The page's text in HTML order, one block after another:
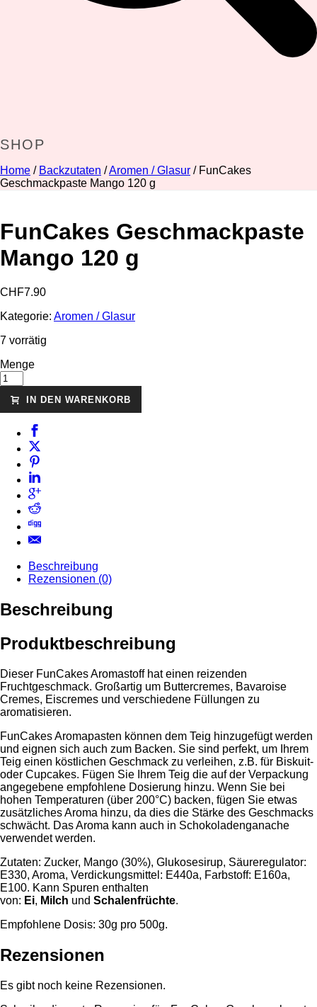
SHOP
Home / Backzutaten /Aromen / Glasur / FunCakes
Geschmackpaste Mango 120 g
FunCakes Geschmackpaste
Mango 120 g
CHF7.90
Kategorie: Aromen / Glasur
7 vorrätig
Menge
IN DEN WARENKORB
Beschreibung
Rezensionen (0)
Beschreibung
Produktbeschreibung
Dieser FunCakes Aromastoff hat einen reizenden
Fruchtgeschmack. Großartig um Buttercremes, Bavaroise
Cremes, Eiscremes und verschiedene Füllungen zu
aromatisieren.
FunCakes Aromapasten können dem Teig hinzugefügt werden
und eignen sich auch zum Backen. Sie sind perfekt, um Ihrem
Teig einen köstlichen Geschmack zu verleihen, z.B. für Biskuit-
oder Cupcakes. Fügen Sie Ihrem Teig die auf der Verpackung
angegebene empfohlene Dosierung hinzu. Wenn Sie bei
hohen Temperaturen (über 200°C) backen, fügen Sie etwas
zusätzliches Aroma hinzu, da dies die Stärke des Geschmacks
schwächt. Das Aroma kann auch in Schokoladenganache
verwendet werden.
Zutaten: Zucker, Mango (30%), Glukosesirup, Säureregulator:
E330, Aroma, Verdickungsmittel: E440a, Farbstoff: E160a,
E100. Kann Spuren enthalten
von: Ei, Milch und Schalenfrüchte.
Empfohlene Dosis: 30g pro 500g.
Rezensionen
Es gibt noch keine Rezensionen.